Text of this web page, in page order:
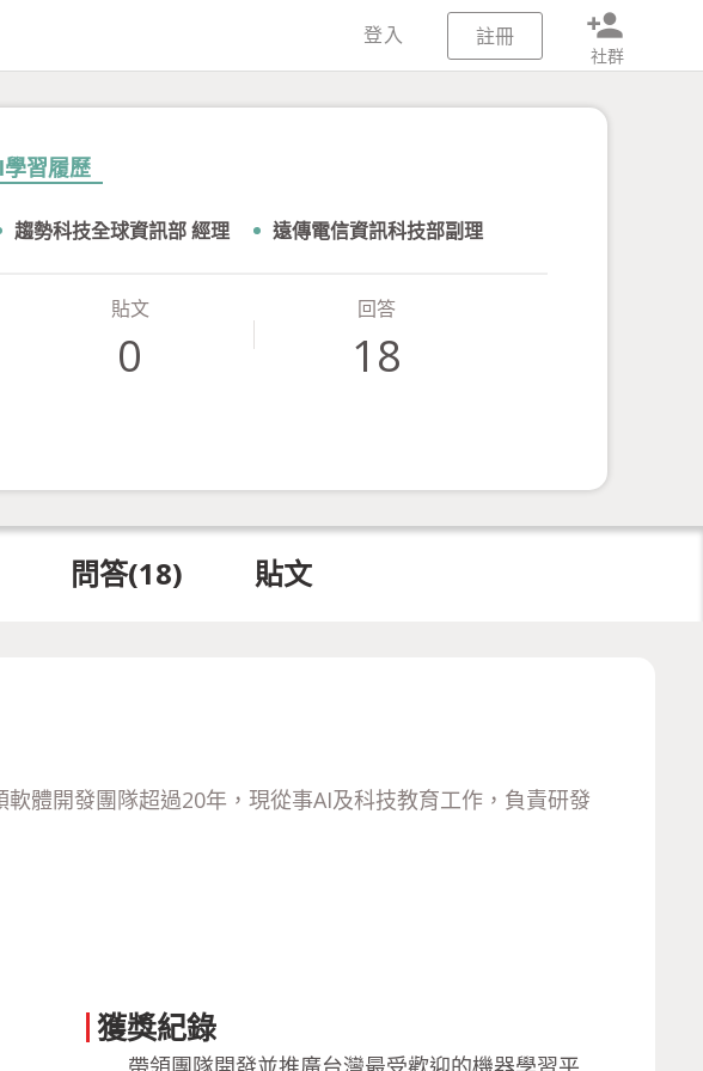
登入 註冊 person_add
社群
習履歷
趨勢科技全球資訊部經理 遠傳電信資訊科技部副理
貼文
0
回答
18
問答(18) 貼文
開發團隊超過20年，現從事AI及科技教育工作，負責研發
獲獎紀錄